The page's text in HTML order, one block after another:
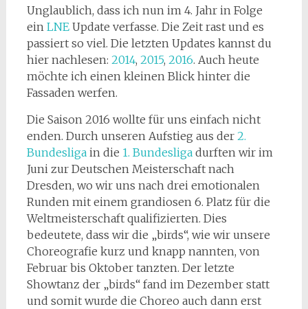
Unglaublich, dass ich nun im 4. Jahr in Folge
ein LNEUpdate verfasse. Die Zeit rast und es
passiert so viel. Die letzten Updates kannst du
hier nachlesen: 2014, 2015, 2016. Auch heute
möchte ich einen kleinen Blick hinter die
Fassaden werfen.
Die Saison 2016 wollte für uns einfach nicht
enden. Durch unseren Aufstieg aus der 2.
Bundesligain die 1. Bundesligadurften wir im
Juni zur Deutschen Meisterschaft nach
Dresden, wo wir uns nach drei emotionalen
Runden mit einem grandiosen 6. Platz für die
Weltmeisterschaft qualifizierten. Dies
bedeutete, dass wir die „birds“, wie wir unsere
Choreografie kurz und knapp nannten, von
Februar bis Oktober tanzten. Der letzte
Showtanz der „birds“ fand im Dezember statt
und somit wurde die Choreo auch dann erst